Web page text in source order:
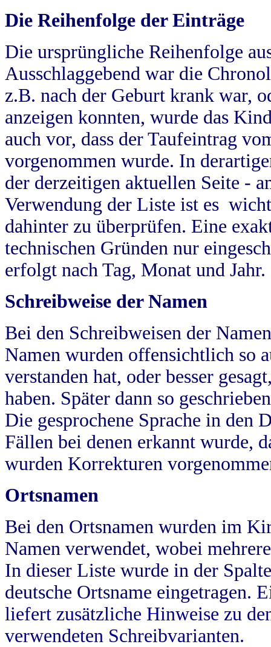
Die Reihenfolge der Einträge
Die ursprüngliche Reihenfolge
Ausschlaggebend war die
z.B. nach der Geburt krank war,
anzeigen konnten, wurde das
auch vor, dass der Taufeintrag
vorgenommen wurde. In
der derzeitigen aktuellen Seite -
Verwendung der Liste ist es
dahinter zu überprüfen. Eine
technischen Gründen nur
erfolgt nach Tag, Monat und Jahr.
Schreibweise der Namen
Bei den Schreibweisen der
Namen wurden offensichtlich so
verstanden hat, oder besser
haben. Später dann so
Die gesprochene Sprache in
Fällen bei denen erkannt wurde,
wurden Korrekturen
Ortsnamen
Bei den Ortsnamen wurden im
Namen verwendet, wobei
In dieser Liste wurde in der
deutsche Ortsname eingetragen.
liefert zusätzliche Hinweise zu
verwendeten Schreibvarianten.